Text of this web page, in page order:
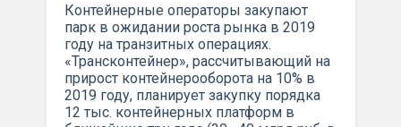
Контейнерные операторы закупают
парк в ожидании роста рынка в 2019
году на транзитных операциях.
«Трансконтейнер», рассчитывающий на
прирост контейнерооборота на 10% в
2019 году, планирует закупку порядка
12 тыс. контейнерных платформ в